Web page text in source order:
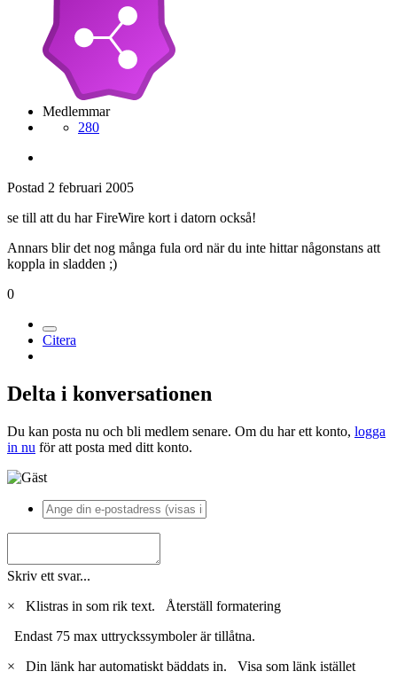
Medlemmar
280
Postad 2 februari 2005
se till att du har FireWire kort i datorn också!
Annars blir det nog många fula ord när du inte hittar någonstans att
koppla in sladden ;)
0
Citera
Delta i konversationen
Du kan posta nu och bli medlem senare. Om du har ett konto, logga
in nu för att posta med ditt konto.
Skriv ett svar...
×
Klistras in som rik text. Återställ formatering
Endast 75 max uttryckssymboler är tillåtna.
×
Din länk har automatiskt bäddats in. Visa som länk istället